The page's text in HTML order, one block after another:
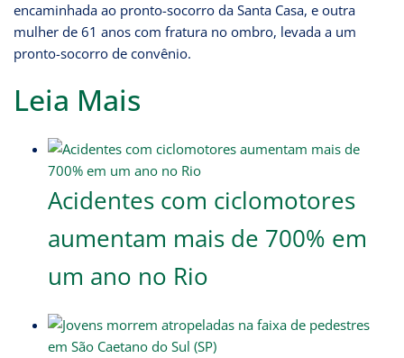
encaminhada ao pronto-socorro da Santa Casa, e outra
mulher de 61 anos com fratura no ombro, levada a um
pronto-socorro de convênio.
Leia Mais
Acidentes com ciclomotores
aumentam mais de 700% em
um ano no Rio